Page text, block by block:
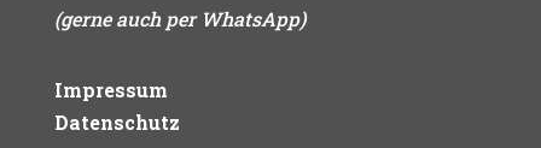
(gerne auch per WhatsApp)
Impressum
Datenschutz